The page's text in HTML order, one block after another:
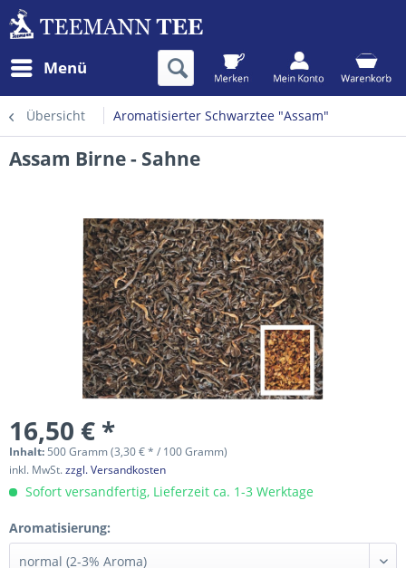
Menü
Übersicht Aromatisierter Schwarztee "Assam"
Assam Birne - Sahne
16,50 € *
Inhalt: 500 Gramm (3,30 € * / 100 Gramm)
inkl. MwSt.zzgl. Versandkosten
Sofort versandfertig, Lieferzeit ca. 1-3 Werktage
Aromatisierung: